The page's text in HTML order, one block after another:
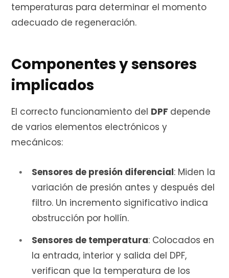
temperaturas para determinar el momento
adecuado de regeneración.
Componentes y sensores
implicados
El correcto funcionamiento del DPF depende
de varios elementos electrónicos y
mecánicos:
Sensores de presión diferencial: Miden la
variación de presión antes y después del
filtro. Un incremento significativo indica
obstrucción por hollín.
Sensores de temperatura: Colocados en
la entrada, interior y salida del DPF,
verifican que la temperatura de los